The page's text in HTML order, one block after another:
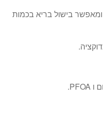
ומאפשר בישול בריא בכמות
ו PFOA
.